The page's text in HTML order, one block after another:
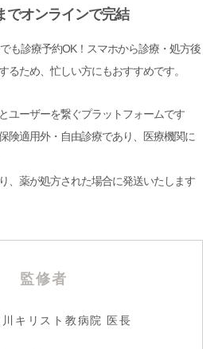
でオンラインで完結
も診療予約OK！スマホから診療・処方後
るため、忙しい方にもおすすめです。
ユーザーを繋ぐプラットフォームです
険適用外・自由診療であり、医療機関に
、薬が処方された場合に発送いたします
監修者
川キリスト教病院 医長